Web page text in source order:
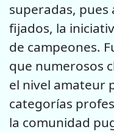
superadas, pues
fijados, la
de campeones.
que numerosos
el nivel amateur
categorías
la comunidad